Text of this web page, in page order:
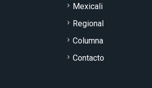
Mexicali
Regional
Columna
Contacto